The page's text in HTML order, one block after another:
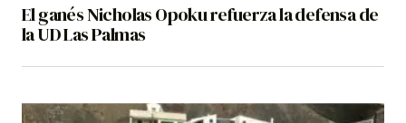
El ganés Nicholas Opoku refuerza la defensa de
la UD Las Palmas